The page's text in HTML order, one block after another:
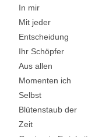
In mir
Mit jeder
Entscheidung
Ihr Schöpfer
Aus allen
Momenten ich
Selbst
Blütenstaub der
Zeit